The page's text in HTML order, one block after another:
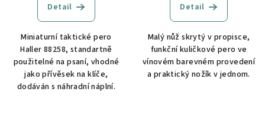
Detail
Miniaturní taktické pero
Haller 88258, standartně
použitelné na psaní, vhodné
jako přívěsek na klíče,
dodáván s náhradní náplní.
Detail
Malý nůž skrytý v propisce,
funkční kuličkové pero ve
vínovém barevném provedení
a praktický nožík v jednom.